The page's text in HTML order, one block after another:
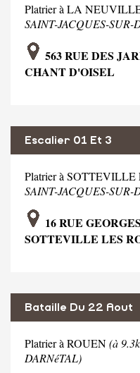
Platrier à LA
SAINT-JACQUES-SUR-
563 RUE DES
CHANT D'OISEL
Escalier 01 Et 3
Platrier à SOTTEVILLE
SAINT-JACQUES-SUR-
16 RUE
SOTTEVILLE LES
Bataille Du 22 Aout
Platrier à ROUEN(à
DARNéTAL)